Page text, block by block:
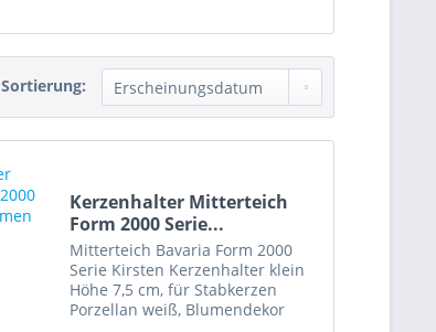
Sortierung:
Kerzenhalter Mitterteich
Form 2000 Serie...
Mitterteich Bavaria Form 2000
Serie Kirsten Kerzenhalter klein
Höhe 7,5 cm, für Stabkerzen
Porzellan weiß, Blumendekor